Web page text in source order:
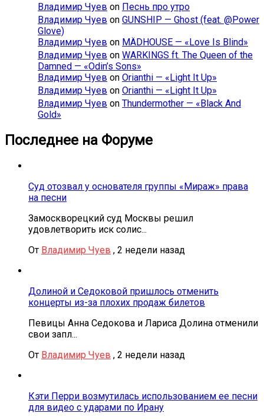
Владимир Чуев on Песнь про утро
Владимир Чуев on GUNSHIP — Ghost (feat. @Power
Glove)
Владимир Чуев on MÄDHOUSE — «Love Is Blind»
Владимир Чуев on WARKINGS ft. The Queen of the
Damned — «Odin’s Sons»
Владимир Чуев on Orianthi — «Light It Up»
Владимир Чуев on Orianthi — «Light It Up»
Владимир Чуев on Thundermother — «Black And
Gold»
Последнее на Форуме
Суд отозвал у основателя группы «Мираж» права
на песни
Замоскворецкий суд Москвы решил
удовлетворить иск солис...
От Владимир Чуев , 2 недели назад
Долиной и Седоковой пришлось отменить
концерты из-за плохих продаж билетов
Певицы Анна Седокова и Лариса Долина отменили
свои запл...
От Владимир Чуев , 2 недели назад
Кэти Перри возмутилась использованием ее песни
для видео с ударами по Ирану